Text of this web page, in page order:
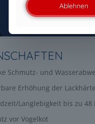
Schmutz- und
Erhöhung der Lackhärte
Langlebigkeit bis zu 48
vor Vogelkot
Ablehnen